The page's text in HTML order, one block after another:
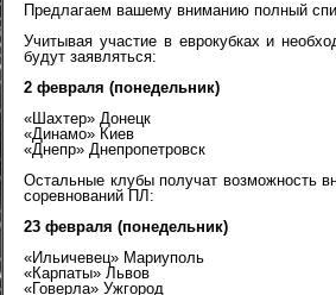
Предлагаем вашему вниманию полный
Учитывая участие в еврокубках и
будут заявляться:
2 февраля (понедельник)
«Шахтер» Донецк
«Динамо» Киев
«Днепр» Днепропетровск
Остальные клубы получат возможность
соревнований ПЛ:
23 февраля (понедельник)
«Ильичевец» Мариуполь
«Карпаты» Львов
«Говерла» Ужгород